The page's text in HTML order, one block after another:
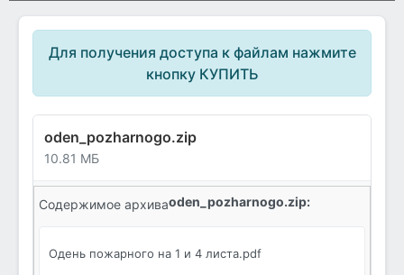
Для получения доступа к файлам нажмите
кнопку КУПИТЬ
oden_pozharnogo.zip
10.81 МБ
Содержимое архиваoden_pozharnogo.zip:
Одень пожарного на 1 и 4 листа.pdf